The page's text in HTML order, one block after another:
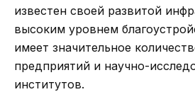
известен своей развитой
высоким уровнем
имеет значительное
предприятий и научно-
институтов.